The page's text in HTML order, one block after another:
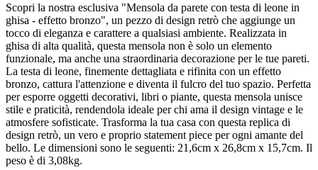
Scopri la nostra esclusiva "Mensola da parete con testa di leone in
ghisa - effetto bronzo", un pezzo di design retrò che aggiunge un
tocco di eleganza e carattere a qualsiasi ambiente. Realizzata in
ghisa di alta qualità, questa mensola non è solo un elemento
funzionale, ma anche una straordinaria decorazione per le tue pareti.
La testa di leone, finemente dettagliata e rifinita con un effetto
bronzo, cattura l'attenzione e diventa il fulcro del tuo spazio. Perfetta
per esporre oggetti decorativi, libri o piante, questa mensola unisce
stile e praticità, rendendola ideale per chi ama il design vintage e le
atmosfere sofisticate. Trasforma la tua casa con questa replica di
design retrò, un vero e proprio statement piece per ogni amante del
bello. Le dimensioni sono le seguenti: 21,6cm x 26,8cm x 15,7cm. Il
peso è di 3,08kg.